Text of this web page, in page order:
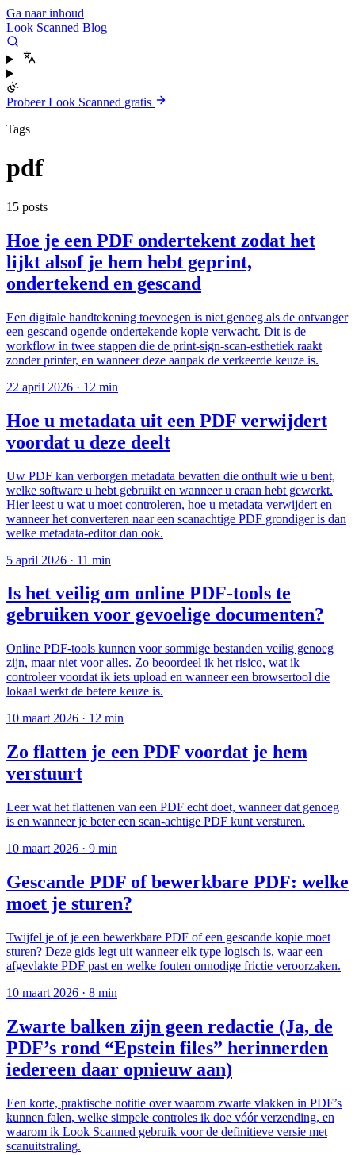
Ga naar inhoud
Look Scanned Blog
Probeer Look Scanned gratis
Tags
pdf
15 posts
Hoe je een PDF ondertekent zodat het
lijkt alsof je hem hebt geprint,
ondertekend en gescand
Een digitale handtekening toevoegen is niet genoeg als de ontvanger
een gescand ogende ondertekende kopie verwacht. Dit is de
workflow in twee stappen die de print-sign-scan-esthetiek raakt
zonder printer, en wanneer deze aanpak de verkeerde keuze is.
22 april 2026 · 12 min
Hoe u metadata uit een PDF verwijdert
voordat u deze deelt
Uw PDF kan verborgen metadata bevatten die onthult wie u bent,
welke software u hebt gebruikt en wanneer u eraan hebt gewerkt.
Hier leest u wat u moet controleren, hoe u metadata verwijdert en
wanneer het converteren naar een scanachtige PDF grondiger is dan
welke metadata-editor dan ook.
5 april 2026 · 11 min
Is het veilig om online PDF-tools te
gebruiken voor gevoelige documenten?
Online PDF-tools kunnen voor sommige bestanden veilig genoeg
zijn, maar niet voor alles. Zo beoordeel ik het risico, wat ik
controleer voordat ik iets upload en wanneer een browsertool die
lokaal werkt de betere keuze is.
10 maart 2026 · 12 min
Zo flatten je een PDF voordat je hem
verstuurt
Leer wat het flattenen van een PDF echt doet, wanneer dat genoeg
is en wanneer je beter een scan-achtige PDF kunt versturen.
10 maart 2026 · 9 min
Gescande PDF of bewerkbare PDF: welke
moet je sturen?
Twijfel je of je een bewerkbare PDF of een gescande kopie moet
sturen? Deze gids legt uit wanneer elk type logisch is, waar een
afgevlakte PDF past en welke fouten onnodige frictie veroorzaken.
10 maart 2026 · 8 min
Zwarte balken zijn geen redactie (Ja, de
PDF’s rond “Epstein files” herinnerden
iedereen daar opnieuw aan)
Een korte, praktische notitie over waarom zwarte vlakken in PDF’s
kunnen falen, welke simpele controles ik doe vóór verzending, en
waarom ik Look Scanned gebruik voor de definitieve versie met
scanuitstraling.